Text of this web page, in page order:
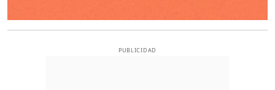
PUBLICIDAD